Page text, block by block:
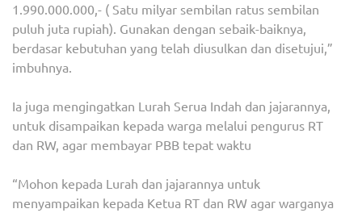
1.990.000.000,- ( Satu milyar sembilan ratus sembilan
puluh juta rupiah). Gunakan dengan sebaik-baiknya,
berdasar kebutuhan yang telah diusulkan dan disetujui,”
imbuhnya.
Ia juga mengingatkan Lurah Serua Indah dan jajarannya,
untuk disampaikan kepada warga melalui pengurus RT
dan RW, agar membayar PBB tepat waktu
“Mohon kepada Lurah dan jajarannya untuk
menyampaikan kepada Ketua RT dan RW agar warganya